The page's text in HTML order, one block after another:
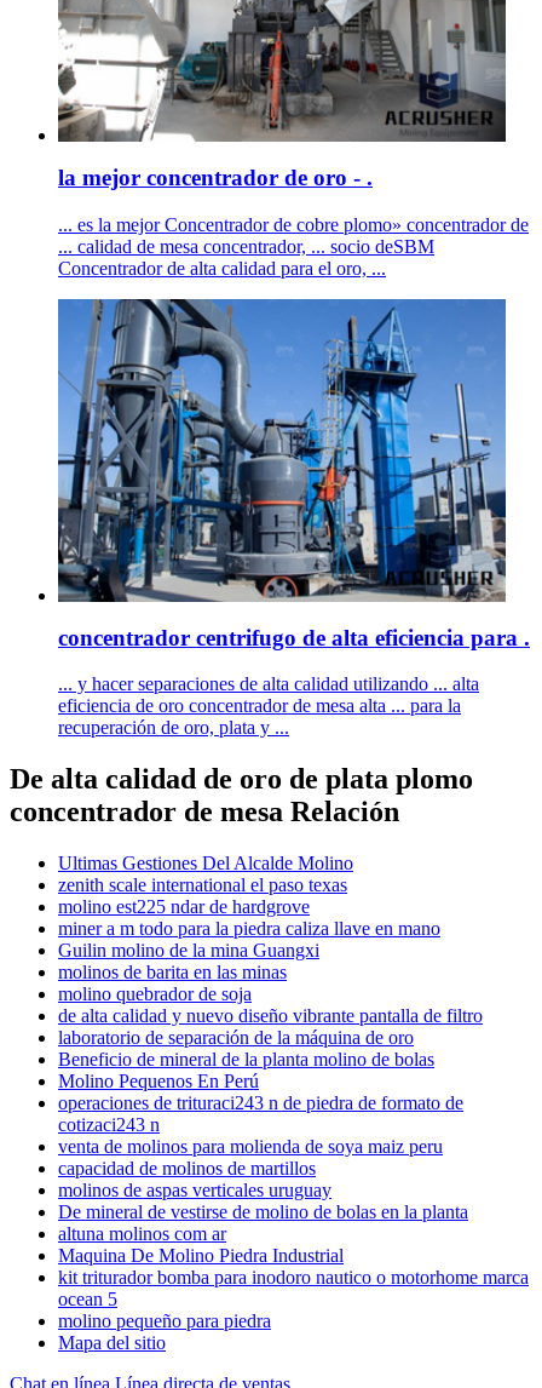
la mejor concentrador de oro - .
... es la mejor Concentrador de cobre plomo» concentrador de
... calidad de mesa concentrador, ... socio deSBM
Concentrador de alta calidad para el oro, ...
concentrador centrifugo de alta eficiencia para .
... y hacer separaciones de alta calidad utilizando ... alta
eficiencia de oro concentrador de mesa alta ... para la
recuperación de oro, plata y ...
De alta calidad de oro de plata plomo
concentrador de mesa Relación
Ultimas Gestiones Del Alcalde Molino
zenith scale international el paso texas
molino est225 ndar de hardgrove
miner a m todo para la piedra caliza llave en mano
Guilin molino de la mina Guangxi
molinos de barita en las minas
molino quebrador de soja
de alta calidad y nuevo diseño vibrante pantalla de filtro
laboratorio de separación de la máquina de oro
Beneficio de mineral de la planta molino de bolas
Molino Pequenos En Perú
operaciones de trituraci243 n de piedra de formato de
cotizaci243 n
venta de molinos para molienda de soya maiz peru
capacidad de molinos de martillos
molinos de aspas verticales uruguay
De mineral de vestirse de molino de bolas en la planta
altuna molinos com ar
Maquina De Molino Piedra Industrial
kit triturador bomba para inodoro nautico o motorhome marca
ocean 5
molino pequeño para piedra
Mapa del sitio
Chat en línea Línea directa de ventas